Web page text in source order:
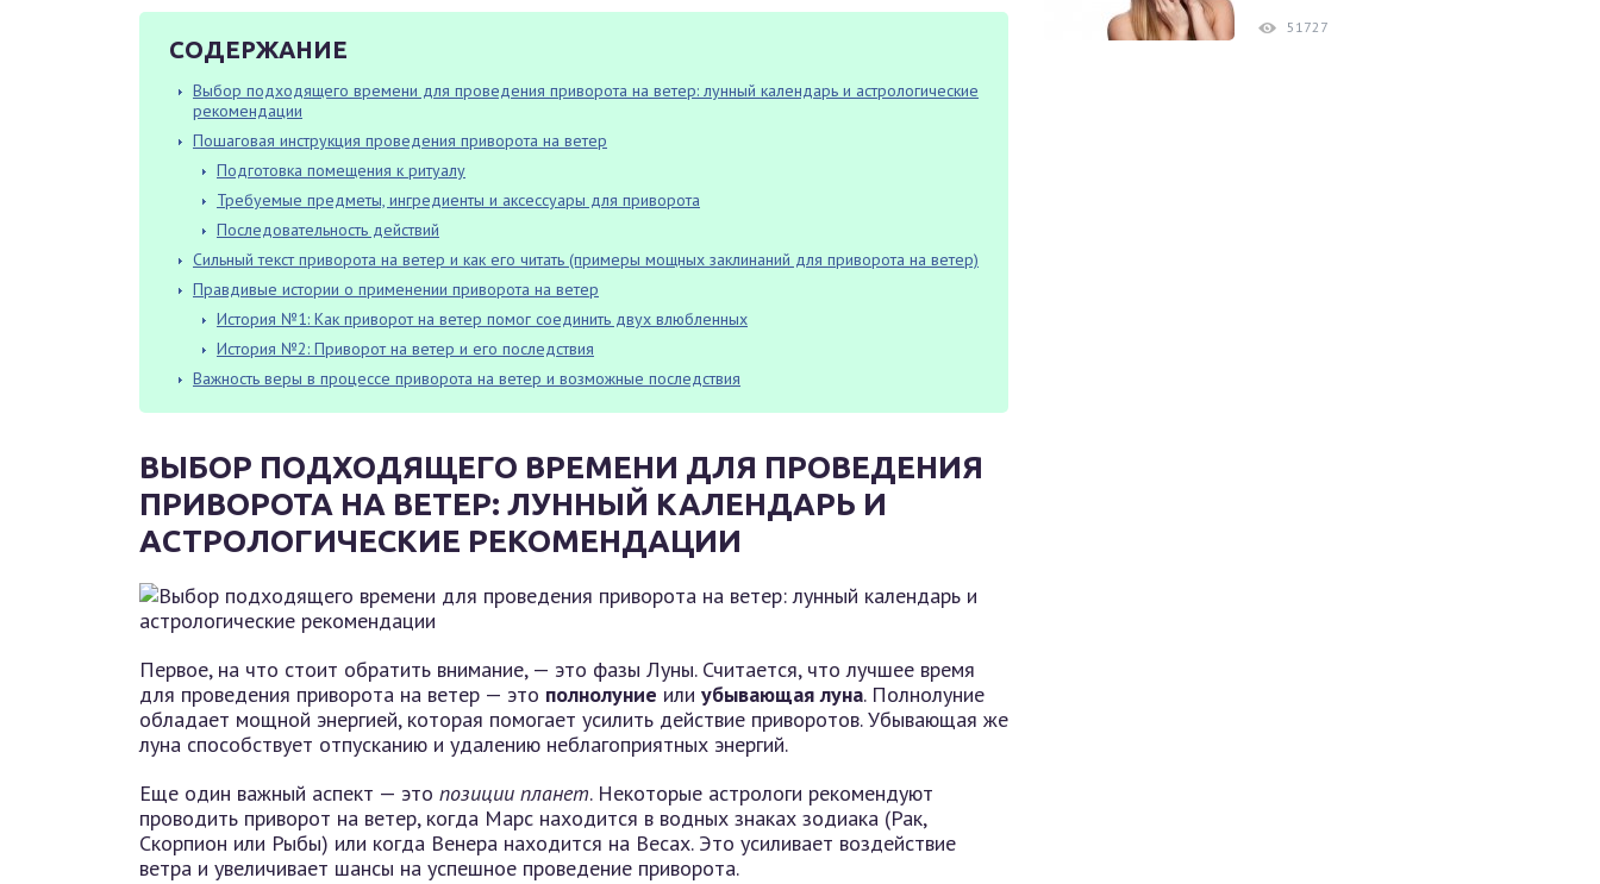
СОДЕРЖАНИЕ
Выбор подходящего времени для проведения приворота на ветер: лунный календарь и астрологические
рекомендации
Пошаговая инструкция проведения приворота на ветер
Подготовка помещения к ритуалу
Требуемые предметы, ингредиенты и аксессуары для приворота
Последовательность действий
Сильный текст приворота на ветер и как его читать (примеры мощных заклинаний для приворота на ветер)
Правдивые истории о применении приворота на ветер
История №1: Как приворот на ветер помог соединить двух влюбленных
История №2: Приворот на ветер и его последствия
Важность веры в процессе приворота на ветер и возможные последствия
ВЫБОР ПОДХОДЯЩЕГО ВРЕМЕНИ ДЛЯ ПРОВЕДЕНИЯ
ПРИВОРОТА НА ВЕТЕР: ЛУННЫЙ КАЛЕНДАРЬ И
АСТРОЛОГИЧЕСКИЕ РЕКОМЕНДАЦИИ
Первое, на что стоит обратить внимание, — это фазы Луны. Считается, что лучшее время
для проведения приворота на ветер — это полнолуние или убывающая луна. Полнолуние
обладает мощной энергией, которая помогает усилить действие приворотов. Убывающая же
луна способствует отпусканию и удалению неблагоприятных энергий.
Еще один важный аспект — это позиции планет. Некоторые астрологи рекомендуют
проводить приворот на ветер, когда Марс находится в водных знаках зодиака (Рак,
Скорпион или Рыбы) или когда Венера находится на Весах. Это усиливает воздействие
ветра и увеличивает шансы на успешное проведение приворота.
51727